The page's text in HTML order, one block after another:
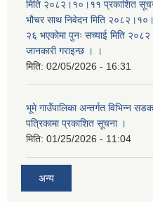
मिति २०८२।१०।११ प्रकाशित
भौचर साथ निवेदन मिति
२६ भएकोमा पुनः सच्याई मिति
जानकारी गराइन्छ । ।
मिति: 02/05/2026 - 16:31
भूमे गाउँपालिका अन्तर्गत विभिन्न
पत्रिकामा प्रकाशित सूचना ।
मिति: 01/25/2026 - 11:04
अन्य